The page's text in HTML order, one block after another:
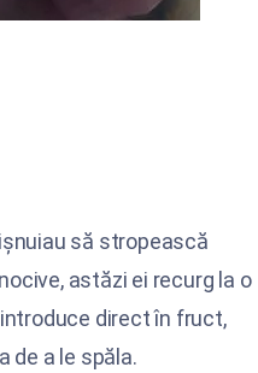
să stropească
astăzi ei recurg la o
direct în fruct,
de a le spăla.